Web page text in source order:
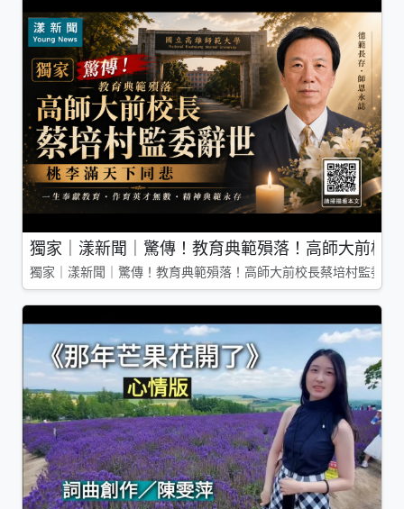
獨家｜漾新聞｜驚傳！教育典範殞落！高師大前校
獨家｜漾新聞｜驚傳！教育典範殞落！高師大前校長蔡培村監委